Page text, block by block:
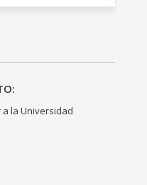
la Universidad